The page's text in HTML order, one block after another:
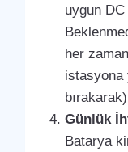
uygun DC
her
istasyona
Günlük
Batarya